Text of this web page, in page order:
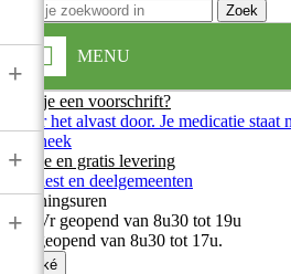
Zoek
MENU
+
+
+
Heb je een voorschrift?
Stuur het alvast door. Je medicatie
apotheek
Snelle en gratis levering
In Diest en deelgemeenten
Openingsuren
Ma-Vr geopend van 8u30 tot 19u
Zat geopend van 8u30 tot 17u.
Oké